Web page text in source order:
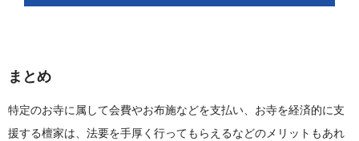
まとめ
特定のお寺に属して会費やお布施などを支払い、お寺を経済的に支
援する檀家は、法要を手厚く行ってもらえるなどのメリットもあれ